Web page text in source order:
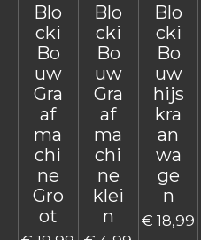
Blo
cki
Bo
uw
Gra
af
ma
chi
ne
Gro
ot
Blo
cki
Bo
uw
Gra
af
ma
chi
ne
klei
n
Blo
cki
Bo
uw
hijs
kra
an
wa
ge
n
€ 18,99